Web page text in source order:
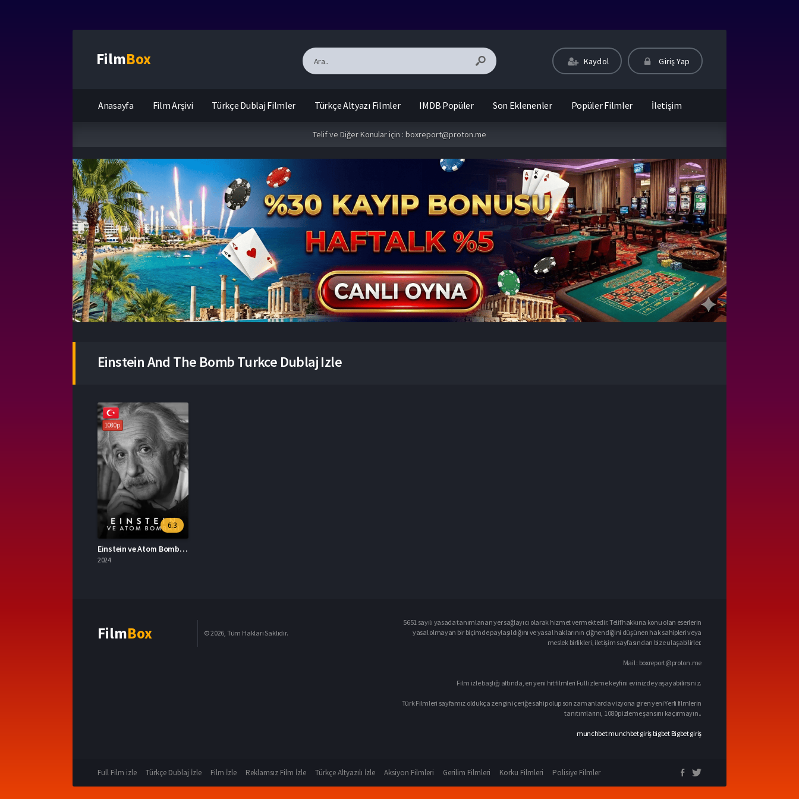
FilmBox Kaydol Giriş Yap
Anasayfa Film Arşivi Türkçe Dublaj Filmler Türkçe Altyazı Filmler IMDB Popüler Son Eklenenler Popüler Filmler İletişim
Telif ve Diğer Konular için : boxreport@proton.me
Einstein And The Bomb Turkce Dublaj Izle
1080p
6.3
Einstein ve Atom Bombası 2024 – Einstein and the Bomb 1080p Turkce Dublaj izle
2024
FilmBox © 2026, Tüm Hakları Saklıdır.
5651 sayılı yasada tanımlanan yer sağlayıcı olarak hizmet vermektedir. Telif hakkına konu olan eserlerin
yasal olmayan bir biçimde paylaşıldığını ve yasal haklarının çiğnendiğini düşünen hak sahipleri veya
meslek birlikleri, iletişim sayfasından bize ulaşabilirler.
Mail : boxreport@proton.me
Film izle başlığı altında, en yeni hit filmleri Full izleme keyfini evinizde yaşayabilirsiniz.
Türk Filmleri sayfamız oldukça zengin içeriğe sahip olup son zamanlarda vizyona giren yeni Yerli filmlerin
tanıtımlarını, 1080p izleme şansını kaçırmayın..
munchbetmunchbet giriş bigbet Bigbet giriş
Full Film izle Türkçe Dublaj İzle Film İzle Reklamsız Film İzle Türkçe Altyazılı İzle Aksiyon Filmleri Gerilim Filmleri Korku Filmleri Polisiye Filmler